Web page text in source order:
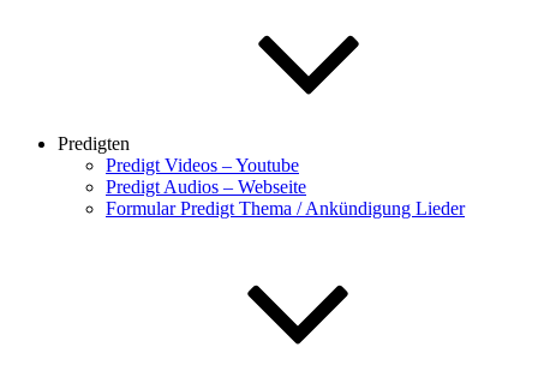
Predigten
Predigt Videos – Youtube
Predigt Audios – Webseite
Formular Predigt Thema / Ankündigung Lieder